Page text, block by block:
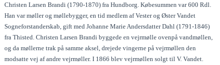
Christen Larsen Brandi (1790-1870) fra Hundborg. Købesummen var 600 Rdl.
Han var møller og møllebygger, en tid medlem af Vester og Øster Vandet
Sogneforstanderskab, gift med Johanne Marie Andersdatter Dahl (1791-1846)
fra Thisted. Christen Larsen Brandi byggede en vejrmølle ovenpå vandmøllen,
og da møllerne trak på samme aksel, drejede vingerne på vejrmøllen den
modsatte vej af andre vejrmøller. I 1866 blev vejrmøllen solgt til V. Vandet.